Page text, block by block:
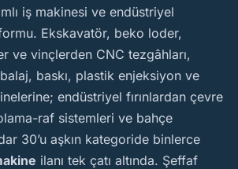
iş makinesi ve endüstriyel
Ekskavatör, beko loder,
ve vinçlerden CNC tezgâhları,
baskı, plastik enjeksiyon ve
endüstriyel fırınlardan çevre
raf sistemleri ve bahçe
30’u aşkın kategoride binlerce
ilanı tek çatı altında. Şeffaf